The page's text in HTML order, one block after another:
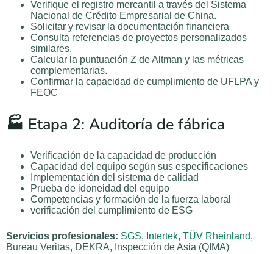
Verifique el registro mercantil a través del Sistema
Nacional de Crédito Empresarial de China.
Solicitar y revisar la documentación financiera
Consulta referencias de proyectos personalizados
similares.
Calcular la puntuación Z de Altman y las métricas
complementarias.
Confirmar la capacidad de cumplimiento de UFLPA y
FEOC
🏭 Etapa 2: Auditoría de fábrica
Verificación de la capacidad de producción
Capacidad del equipo según sus especificaciones
Implementación del sistema de calidad
Prueba de idoneidad del equipo
Competencias y formación de la fuerza laboral
verificación del cumplimiento de ESG
Servicios profesionales: SGS, Intertek, TÜV Rheinland,
Bureau Veritas, DEKRA, Inspección de Asia (QIMA)